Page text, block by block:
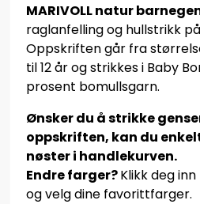
MARIVOLL natur
raglanfelling og hullstrikk
Oppskriften går fra
til 12 år og strikkes i Baby
prosent bomullsgarn.
Ønsker du å strikke
oppskriften, kan du
nøster i handlekurven.
Endre farger?Klikk deg
og velg dine favorittfarger.